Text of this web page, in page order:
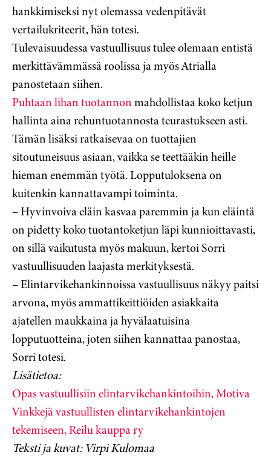
hankkimiseksi nyt olemassa vedenpitävät
vertailukriteerit, hän totesi.
Tulevaisuudessa vastuullisuus tulee olemaan entistä
merkittävämmässä roolissa ja myös Atrialla
panostetaan siihen.
Puhtaan lihan tuotannonmahdollistaa koko ketjun
hallinta aina rehuntuotannosta teurastukseen asti.
Tämän lisäksi ratkaisevaa on tuottajien
sitoutuneisuus asiaan, vaikka se teettääkin heille
hieman enemmän työtä. Lopputuloksena on
kuitenkin kannattavampi toiminta.
– Hyvinvoiva eläin kasvaa paremmin ja kun eläintä
on pidetty koko tuotantoketjun läpi kunnioittavasti,
on sillä vaikutusta myös makuun, kertoi Sorri
vastuullisuuden laajasta merkityksestä.
– Elintarvikehankinnoissa vastuullisuus näkyy paitsi
arvona, myös ammattikeittiöiden asiakkaita
ajatellen maukkaina ja hyvälaatuisina
lopputuotteina, joten siihen kannattaa panostaa,
Sorri totesi.
Lisätietoa:
Opas vastuullisiin elintarvikehankintoihin, Motiva
Vinkkejä vastuullisten elintarvikehankintojen
tekemiseen, Reilu kauppa ry
Teksti ja kuvat: Virpi Kulomaa